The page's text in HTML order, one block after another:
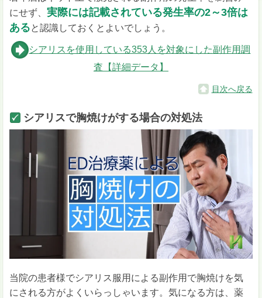
にせず、実際には記載されている発生率の2～3倍は
あると認識しておくとよいでしょう。
シアリスを使用している353人を対象にした副作用調
査【詳細データ】
目次へ戻る
シアリスで胸焼けがする場合の対処法
当院の患者様でシアリス服用による副作用で胸焼けを気
にされる方がよくいらっしゃいます。気になる方は、薬